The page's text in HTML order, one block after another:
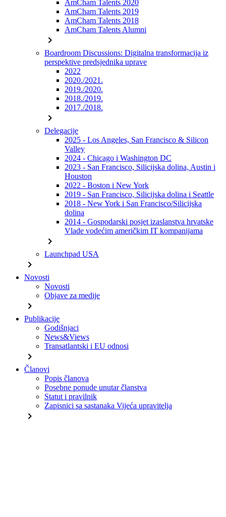
AmCham Talents 2020
AmCham Talents 2019
AmCham Talents 2018
AmCham Talents Alumni
chevron_right
Boardroom Discussions: Digitalna transformacija iz
perspektive predsjednika uprave
2022
2020./2021.
2019./2020.
2018./2019.
2017./2018.
chevron_right
Delegacije
2025 - Los Angeles, San Francisco & Silicon
Valley
2024 - Chicago i Washington DC
2023 - San Francisco, Silicijska dolina, Austin i
Houston
2022 - Boston i New York
2019 - San Francisco, Silicijska dolina i Seattle
2018 - New York i San Francisco/Silicijska
dolina
2014 - Gospodarski posjet izaslanstva hrvatske
Vlade vodećim američkim IT kompanijama
chevron_right
Launchpad USA
chevron_right
Novosti
Novosti
Objave za medije
chevron_right
Publikacije
Godišnjaci
News&Views
Transatlantski i EU odnosi
chevron_right
Članovi
Popis članova
Posebne ponude unutar članstva
Statut i pravilnik
Zapisnici sa sastanaka Vijeća upravitelja
chevron_right